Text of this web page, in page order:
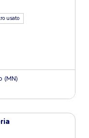
usato
(MN)